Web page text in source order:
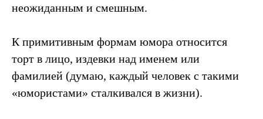
неожиданным и смешным.
К примитивным формам юмора относится
торт в лицо, издевки над именем или
фамилией (думаю, каждый человек с такими
«юмористами» сталкивался в жизни).